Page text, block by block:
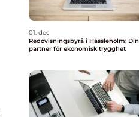
01. dec
Redovisningsbyrå i Hässleholm: Din
partner för ekonomisk trygghet